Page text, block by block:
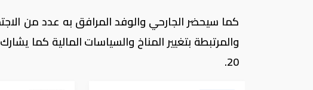
كما سيحضر الجارحي والوفد المرافق به عدد من
والمرتبطة بتغيير المناخ والسياسات المالية كما
20.